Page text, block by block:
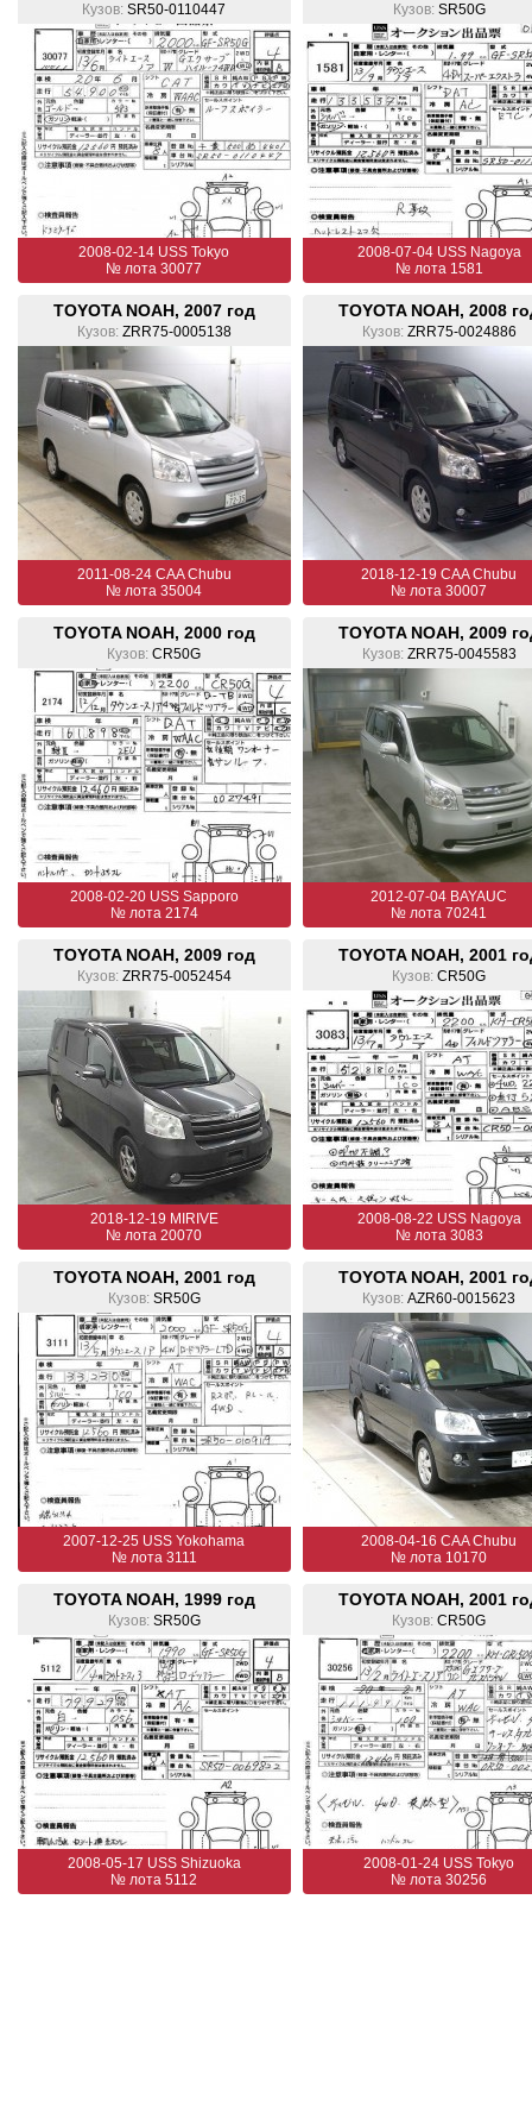
Кузов: SR50-0110447
2008-02-14 USS Tokyo
№ лота 30077
Кузов: SR50G
2008-07-04 USS Nagoya
№ лота 1581
TOYOTA NOAH, 2007 год
Кузов: ZRR75-0005138
2011-08-24 CAA Chubu
№ лота 35004
TOYOTA NOAH, 2008
Кузов: ZRR75-0024886
2018-12-19 CAA Chubu
№ лота 30007
TOYOTA NOAH, 2000 год
Кузов: CR50G
2008-02-20 USS Sapporo
№ лота 2174
TOYOTA NOAH, 2009
Кузов: ZRR75-0045583
2012-07-04 BAYAUC
№ лота 70241
TOYOTA NOAH, 2009 год
Кузов: ZRR75-0052454
2018-12-19 MIRIVE
№ лота 20070
TOYOTA NOAH, 2001
Кузов: CR50G
2008-08-22 USS Nagoya
№ лота 3083
TOYOTA NOAH, 2001 год
Кузов: SR50G
2007-12-25 USS Yokohama
№ лота 3111
TOYOTA NOAH, 2001
Кузов: AZR60-0015623
2008-04-16 CAA Chubu
№ лота 10170
TOYOTA NOAH, 1999 год
Кузов: SR50G
2008-05-17 USS Shizuoka
№ лота 5112
TOYOTA NOAH, 2001
Кузов: CR50G
2008-01-24 USS Tokyo
№ лота 30256